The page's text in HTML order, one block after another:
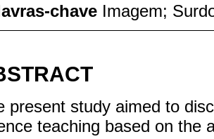
chave Imagem;
present study aimed to
teaching based on the